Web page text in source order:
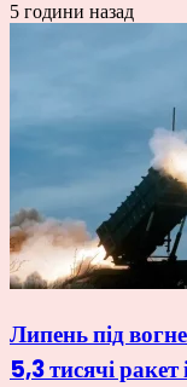
5 години назад
Липень під
5,3 тисячі ракет